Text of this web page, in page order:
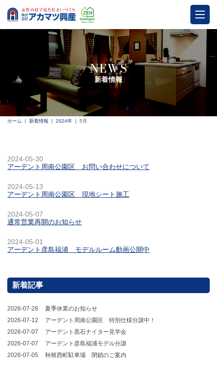
NEWS
新着情報
ホーム 新着情報 2024年 5月
2024-05-30
アーデント周南公園区 お問い合わせについて
2024-05-13
アーデント周南公園区 現地シート施工
2024-05-07
通常営業再開のお知らせ
2024-05-01
アーデント彦島福浦 モデルルーム動画公開中
新着記事
2026-07-28
夏季休業のお知らせ
2026-07-12
アーデント周南公園区 特別仕様分譲中！
2026-07-07
アーデント黒石ナイター見学会
2026-07-07
アーデント彦島福浦モデル分譲
2026-07-05
秋根西町駐車場 閉鎖のご案内